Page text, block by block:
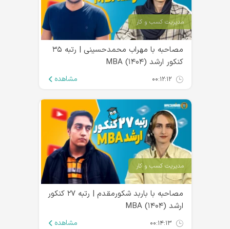
مدیریت کسب و کار
مصاحبه با مهراب محمدحسینی | رتبه ۳۵
کنکور ارشد MBA (۱۴۰۴)
۰۰:۱۲:۱۲ مشاهده
مدیریت کسب و کار
مصاحبه با باربد شکورمقدم | رتبه ۲۷ کنکور
ارشد MBA (۱۴۰۴)
۰۰:۱۴:۱۳ مشاهده